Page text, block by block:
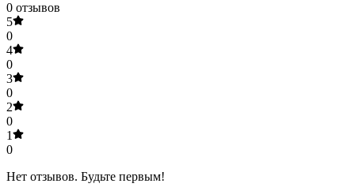
0 отзывов
5
0
4
0
3
0
2
0
1
0
Нет отзывов. Будьте первым!